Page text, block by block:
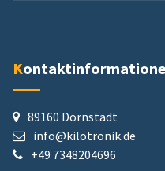
89160 Dornstadt
info@kilotronik.de
+49 7348204696